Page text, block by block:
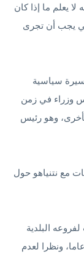
يعلم ما إذا كان
يجب أن تجرى
سياسية
وزراء في زمن
وهو رئيس
مع نتنياهو حول
البلدية
ولجنته المركزية، وذلك للمرة الأولى منذ نحو 14 عاما، ونظرا لعدم